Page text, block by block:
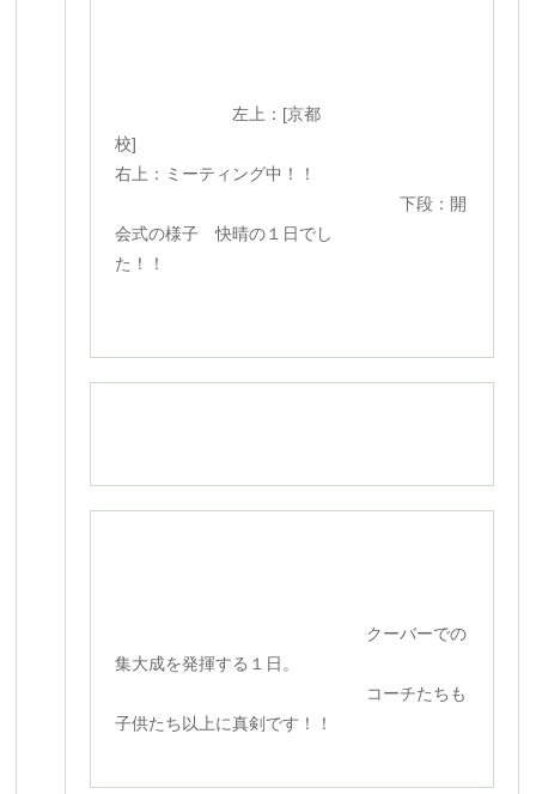
左上：[京都
校]
右上：ミーティング中！！
下段：開
会式の様子 快晴の１日でし
た！！
クーバーでの
集大成を発揮する１日。
コーチたちも
子供たち以上に真剣です！！